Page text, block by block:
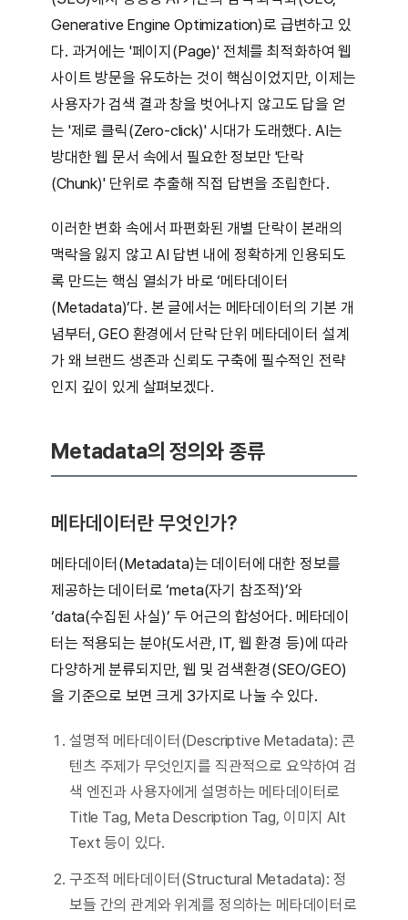
Generative Engine Optimization)로 급변하고 있
다. 과거에는 '페이지(Page)' 전체를 최적화하여 웹
사이트 방문을 유도하는 것이 핵심이었지만, 이제는
사용자가 검색 결과 창을 벗어나지 않고도 답을 얻
는 '제로 클릭(Zero-click)' 시대가 도래했다. AI는
방대한 웹 문서 속에서 필요한 정보만 '단락
(Chunk)' 단위로 추출해 직접 답변을 조립한다.
이러한 변화 속에서 파편화된 개별 단락이 본래의
맥락을 잃지 않고 AI 답변 내에 정확하게 인용되도
록 만드는 핵심 열쇠가 바로 ‘메타데이터
(Metadata)’다. 본 글에서는 메타데이터의 기본 개
념부터, GEO 환경에서 단락 단위 메타데이터 설계
가 왜 브랜드 생존과 신뢰도 구축에 필수적인 전략
인지 깊이 있게 살펴보겠다.
Metadata의 정의와 종류
메타데이터란 무엇인가?
메타데이터(Metadata)는 데이터에 대한 정보를
제공하는 데이터로 ‘meta(자기 참조적)’와
‘data(수집된 사실)’ 두 어근의 합성어다. 메타데이
터는 적용되는 분야(도서관, IT, 웹 환경 등)에 따라
다양하게 분류되지만, 웹 및 검색환경(SEO/GEO)
을 기준으로 보면 크게 3가지로 나눌 수 있다.
설명적 메타데이터(Descriptive Metadata): 콘
텐츠 주제가 무엇인지를 직관적으로 요약하여 검
색 엔진과 사용자에게 설명하는 메타데이터로
Title Tag, Meta Description Tag, 이미지 Alt
Text 등이 있다.
구조적 메타데이터(Structural Metadata): 정
보들 간의 관계와 위계를 정의하는 메타데이터로